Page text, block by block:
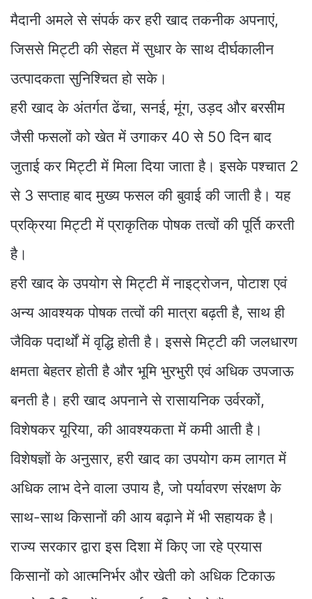
मैदानी अमले से संपर्क कर हरी खाद तकनीक अपनाएं,
जिससे मिट्टी की सेहत में सुधार के साथ दीर्घकालीन
उत्पादकता सुनिश्चित हो सके।
हरी खाद के अंतर्गत ढेंचा, सनई, मूंग, उड़द और बरसीम
जैसी फसलों को खेत में उगाकर 40 से 50 दिन बाद
जुताई कर मिट्टी में मिला दिया जाता है। इसके पश्चात 2
से 3 सप्ताह बाद मुख्य फसल की बुवाई की जाती है। यह
प्रक्रिया मिट्टी में प्राकृतिक पोषक तत्वों की पूर्ति करती
है।
हरी खाद के उपयोग से मिट्टी में नाइट्रोजन, पोटाश एवं
अन्य आवश्यक पोषक तत्वों की मात्रा बढ़ती है, साथ ही
जैविक पदार्थों में वृद्धि होती है। इससे मिट्टी की जलधारण
क्षमता बेहतर होती है और भूमि भुरभुरी एवं अधिक उपजाऊ
बनती है। हरी खाद अपनाने से रासायनिक उर्वरकों,
विशेषकर यूरिया, की आवश्यकता में कमी आती है।
विशेषज्ञों के अनुसार, हरी खाद का उपयोग कम लागत में
अधिक लाभ देने वाला उपाय है, जो पर्यावरण संरक्षण के
साथ-साथ किसानों की आय बढ़ाने में भी सहायक है।
राज्य सरकार द्वारा इस दिशा में किए जा रहे प्रयास
किसानों को आत्मनिर्भर और खेती को अधिक टिकाऊ